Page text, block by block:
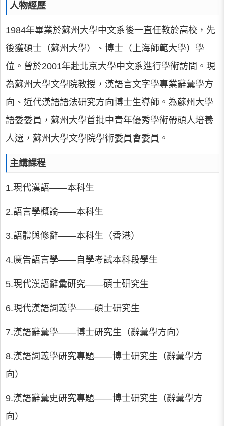
人物經歷
1984年畢業於蘇州大學中文系後一直任教於高校，先
後獲碩士（蘇州大學）、博士（上海師範大學）學
位。曾於2001年赴北京大學中文系進行學術訪問。現
為蘇州大學文學院教授，漢語言文字學專業辭彙學方
向、近代漢語語法研究方向博士生導師。為蘇州大學
語委委員，蘇州大學首批中青年優秀學術帶頭人培養
人選，蘇州大學文學院學術委員會委員。
主講課程
1.現代漢語——本科生
2.語言學概論——本科生
3.語體與修辭——本科生（香港）
4.廣告語言學——自學考試本科段學生
5.現代漢語辭彙研究——碩士研究生
6.現代漢語詞義學——碩士研究生
7.漢語辭彙學——博士研究生（辭彙學方向）
8.漢語詞義學研究專題——博士研究生（辭彙學方
向）
9.漢語辭彙史研究專題——博士研究生（辭彙學方
向）